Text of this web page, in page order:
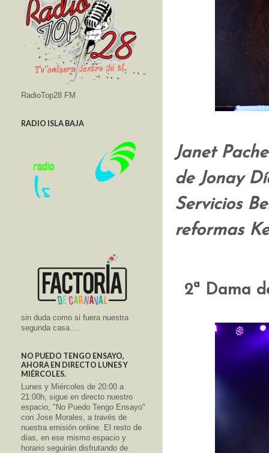
Janet
de Jonay
Servicios
reformas
2ª Dama
RadioTop28 FM
RADIO ISLA BAJA
sin duda como si fuera nuestra
segunda casa....
NO PUEDO TENGO ENSAYO,
AHORA EN DIRECTO LUNES Y
MIÉRCOLES.
Lunes y Miércoles de 20:00 a
21:00h, sigue en directo nuestro
espacio, "No Puedo Tengo Ensayo"
con Jose Morales, a través de
nuestra emisión online. El resto de
días, en ese mismo espacio y
horario seguirán disfrutando de